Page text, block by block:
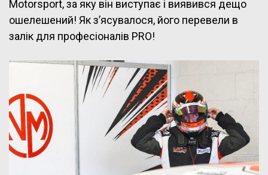
Motorsport, за яку він виступає і виявився дещо
ошелешений! Як з’ясувалося, його перевели в
залік для професіоналів PRO!